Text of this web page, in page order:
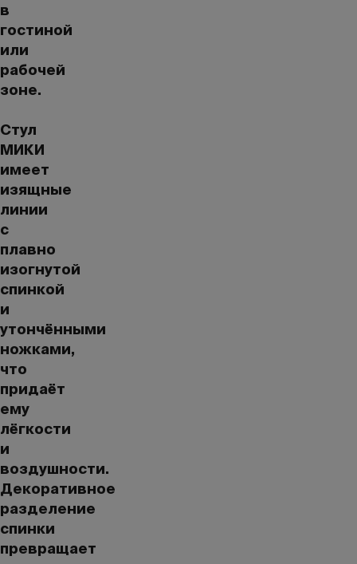
в
гостиной
или
рабочей
зоне.
Стул
МИКИ
имеет
изящные
линии
с
плавно
изогнутой
спинкой
и
утончёнными
ножками,
что
придаёт
ему
лёгкости
и
воздушности.
Декоративное
разделение
спинки
превращает